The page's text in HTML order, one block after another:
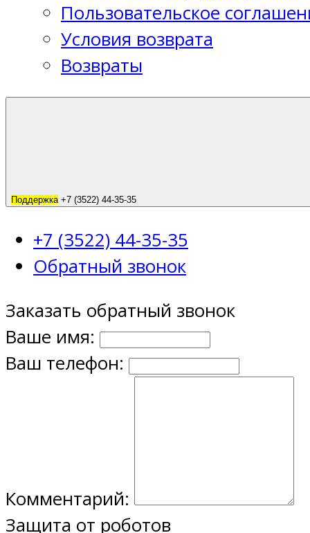
Пользовательское
Условия возврата
Возвраты
Поддержка +7 (3522) 44-35-35
+7 (3522) 44-35-35
Обратный звонок
Заказать обратный звонок
Ваше имя:
Ваш телефон:
Комментарий:
Защита от роботов